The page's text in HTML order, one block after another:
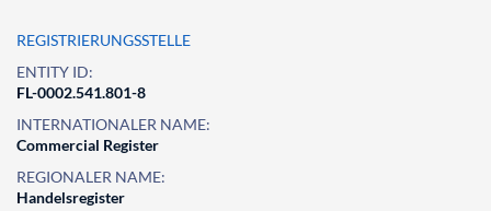
REGISTRIERUNGSSTELLE
ENTITY ID:
FL-0002.541.801-8
INTERNATIONALER NAME:
Commercial Register
REGIONALER NAME:
Handelsregister